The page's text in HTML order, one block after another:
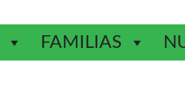
FAMILIAS